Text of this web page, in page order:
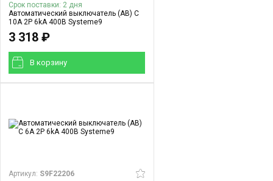
Срок поставки: 2 дня
Автоматический выключатель (АВ) C
10A 2P 6kA 400В Systeme9
3 318 ₽
В корзинy
Артикул: S9F22206